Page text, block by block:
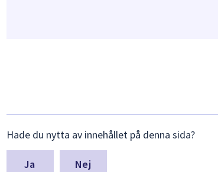
synpunkter
för
denna
Hade du nytta av innehållet på denna sida?
Nej